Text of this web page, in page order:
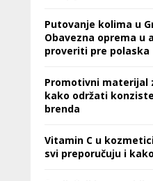
Putovanje kolima u
Obavezna oprema u
proveriti pre polaska
Promotivni materijal
kako održati
brenda
Vitamin C u
svi preporučuju i